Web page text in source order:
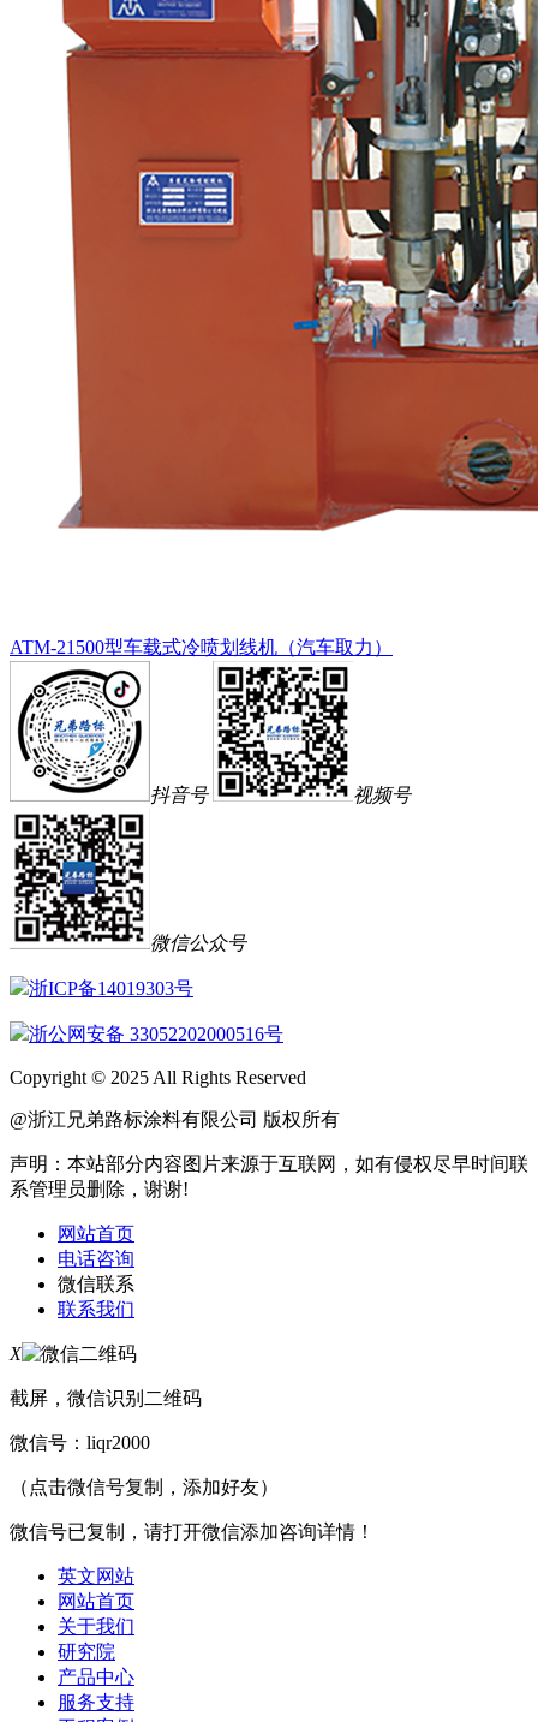
ATM-21500型车载式冷喷划线机（汽车取力）
抖音号 视频号
微信公众号
浙ICP备14019303号
浙公网安备 33052202000516号
Copyright © 2025 All Rights Reserved
@浙江兄弟路标涂料有限公司 版权所有
声明：本站部分内容图片来源于互联网，如有侵权尽早时间联
系管理员删除，谢谢!
网站首页
电话咨询
微信联系
联系我们
X
截屏，微信识别二维码
微信号： liqr2000
（点击微信号复制，添加好友）
微信号已复制，请打开微信添加咨询详情！
英文网站
网站首页
关于我们
研究院
产品中心
服务支持